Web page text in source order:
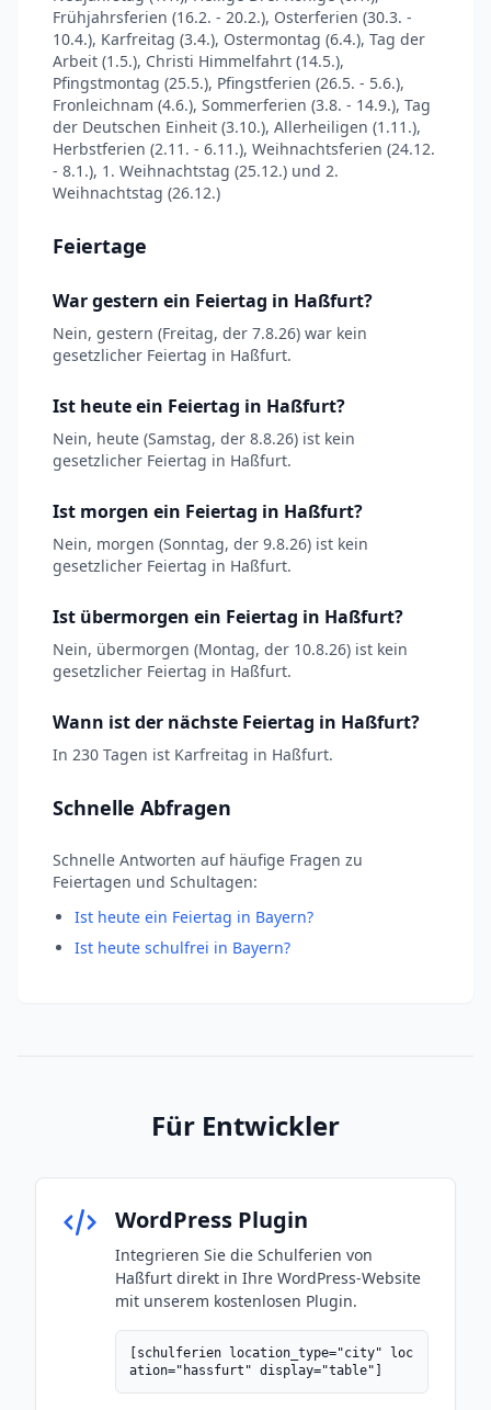
Frühjahrsferien (16.2. - 20.2.), Osterferien (30.3. -
10.4.), Karfreitag (3.4.), Ostermontag (6.4.), Tag der
Arbeit (1.5.), Christi Himmelfahrt (14.5.),
Pfingstmontag (25.5.), Pfingstferien (26.5. - 5.6.),
Fronleichnam (4.6.), Sommerferien (3.8. - 14.9.), Tag
der Deutschen Einheit (3.10.), Allerheiligen (1.11.),
Herbstferien (2.11. - 6.11.), Weihnachtsferien (24.12.
- 8.1.), 1. Weihnachtstag (25.12.) und 2.
Weihnachtstag (26.12.)
Feiertage
War gestern ein Feiertag in Haßfurt?
Nein, gestern (Freitag, der 7.8.26) war kein
gesetzlicher Feiertag in Haßfurt.
Ist heute ein Feiertag in Haßfurt?
Nein, heute (Samstag, der 8.8.26) ist kein
gesetzlicher Feiertag in Haßfurt.
Ist morgen ein Feiertag in Haßfurt?
Nein, morgen (Sonntag, der 9.8.26) ist kein
gesetzlicher Feiertag in Haßfurt.
Ist übermorgen ein Feiertag in Haßfurt?
Nein, übermorgen (Montag, der 10.8.26) ist kein
gesetzlicher Feiertag in Haßfurt.
Wann ist der nächste Feiertag in Haßfurt?
In 230 Tagen ist Karfreitag in Haßfurt.
Schnelle Abfragen
Schnelle Antworten auf häufige Fragen zu
Feiertagen und Schultagen:
Ist heute ein Feiertag in Bayern?
Ist heute schulfrei in Bayern?
Für Entwickler
WordPress Plugin
Integrieren Sie die Schulferien von
Haßfurt direkt in Ihre WordPress-Website
mit unserem kostenlosen Plugin.
[schulferien location_type="city" loc
ation="hassfurt" display="table"]